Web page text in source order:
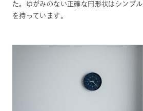
た。ゆがみのない正確な円形状はシンプ
を持っています。